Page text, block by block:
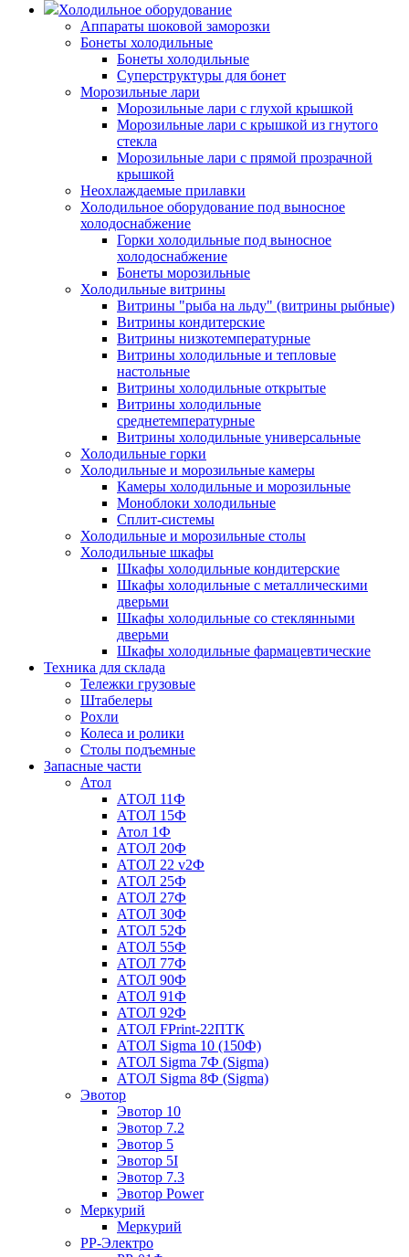
Холодильное оборудование
Аппараты шоковой заморозки
Бонеты холодильные
Бонеты холодильные
Суперструктуры для бонет
Морозильные лари
Морозильные лари с глухой крышкой
Морозильные лари с крышкой из гнутого
стекла
Морозильные лари с прямой прозрачной
крышкой
Неохлаждаемые прилавки
Холодильное оборудование под выносное
холодоснабжение
Горки холодильные под выносное
холодоснабжение
Бонеты морозильные
Холодильные витрины
Витрины "рыба на льду" (витрины рыбные)
Витрины кондитерские
Витрины низкотемпературные
Витрины холодильные и тепловые
настольные
Витрины холодильные открытые
Витрины холодильные
среднетемпературные
Витрины холодильные универсальные
Холодильные горки
Холодильные и морозильные камеры
Камеры холодильные и морозильные
Моноблоки холодильные
Сплит-системы
Холодильные и морозильные столы
Холодильные шкафы
Шкафы холодильные кондитерские
Шкафы холодильные с металлическими
дверьми
Шкафы холодильные со стеклянными
дверьми
Шкафы холодильные фармацевтические
Техника для склада
Тележки грузовые
Штабелеры
Рохли
Колеса и ролики
Столы подъемные
Запасные части
Атол
АТОЛ 11Ф
АТОЛ 15Ф
Атол 1Ф
АТОЛ 20Ф
АТОЛ 22 v2Ф
АТОЛ 25Ф
АТОЛ 27Ф
АТОЛ 30Ф
АТОЛ 52Ф
АТОЛ 55Ф
АТОЛ 77Ф
АТОЛ 90Ф
АТОЛ 91Ф
АТОЛ 92Ф
АТОЛ FPrint-22ПТК
АТОЛ Sigma 10 (150Ф)
АТОЛ Sigma 7Ф (Sigma)
АТОЛ Sigma 8Ф (Sigma)
Эвотор
Эвотор 10
Эвотор 7.2
Эвотор 5
Эвотор 5I
Эвотор 7.3
Эвотор Power
Меркурий
Меркурий
РР-Электро